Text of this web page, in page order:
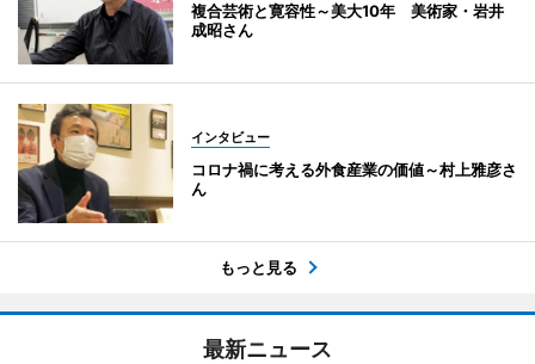
複合芸術と寛容性～美大10年 美術家・岩井
成昭さん
インタビュー
コロナ禍に考える外食産業の価値～村上雅彦さ
ん
もっと見る
最新ニュース